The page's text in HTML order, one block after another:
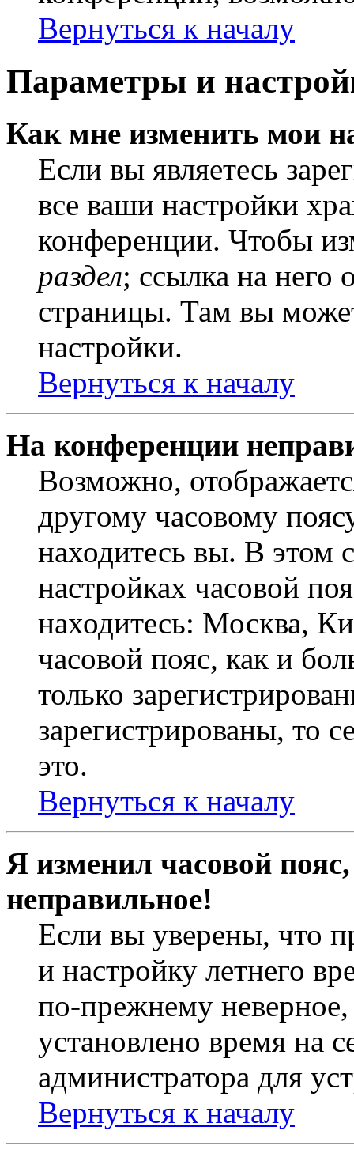
Вернуться к началу
Параметры и
Как мне изменить мои
Если вы являетесь
все ваши настройки
конференции. Чтобы
раздел; ссылка на него
страницы. Там вы
настройки.
Вернуться к началу
На конференции
Возможно,
другому часовому
находитесь вы. В этом
настройках часовой
находитесь: Москва,
часовой пояс, как и
только
зарегистрированы, то
это.
Вернуться к началу
Я изменил часовой
неправильное!
Если вы уверены, что
и настройку летнего
по-прежнему неверное,
установлено время на
администратора для
Вернуться к началу